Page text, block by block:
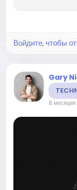
Войдите, чтобы
Gary
8 месяцев